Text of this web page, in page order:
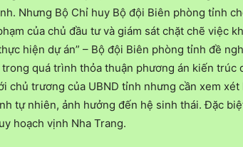
Nhưng Bộ Chỉ huy Bộ đội Biên phòng tỉnh
của chủ đầu tư và giám sát chặt chẽ việc
hiện dự án” – Bộ đội Biên phòng tỉnh đề
quá trình thỏa thuận phương án kiến
chủ trương của UBND tỉnh nhưng cần xem
tự nhiên, ảnh hưởng đến hệ sinh thái. Đặc
hoạch vịnh Nha Trang.